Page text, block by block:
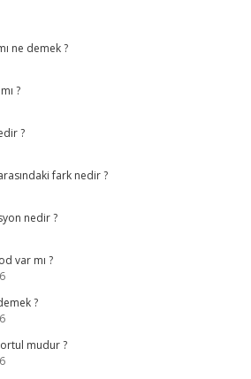
ne demek ?
?
?
fark nedir ?
nedir ?
var mı ?
?
mudur ?